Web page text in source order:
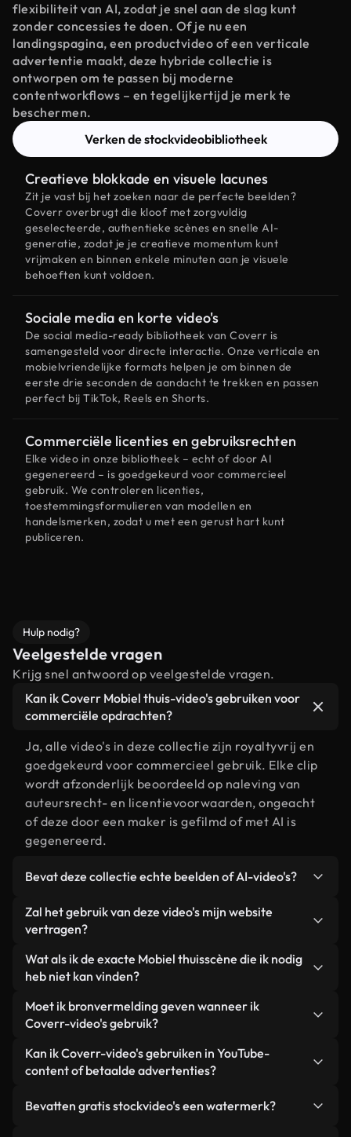
flexibiliteit van AI, zodat je snel aan de slag kunt
zonder concessies te doen. Of je nu een
landingspagina, een productvideo of een verticale
advertentie maakt, deze hybride collectie is
ontworpen om te passen bij moderne
contentworkflows – en tegelijkertijd je merk te
beschermen.
Verken de stockvideobibliotheek
Creatieve blokkade en visuele lacunes
Zit je vast bij het zoeken naar de perfecte beelden?
Coverr overbrugt die kloof met zorgvuldig
geselecteerde, authentieke scènes en snelle AI-
generatie, zodat je je creatieve momentum kunt
vrijmaken en binnen enkele minuten aan je visuele
behoeften kunt voldoen.
Sociale media en korte video's
De social media-ready bibliotheek van Coverr is
samengesteld voor directe interactie. Onze verticale en
mobielvriendelijke formats helpen je om binnen de
eerste drie seconden de aandacht te trekken en passen
perfect bij TikTok, Reels en Shorts.
Commerciële licenties en gebruiksrechten
Elke video in onze bibliotheek – echt of door AI
gegenereerd – is goedgekeurd voor commercieel
gebruik. We controleren licenties,
toestemmingsformulieren van modellen en
handelsmerken, zodat u met een gerust hart kunt
publiceren.
Hulp nodig?
Veelgestelde vragen
Krijg snel antwoord op veelgestelde vragen.
Kan ik Coverr Mobiel thuis-video's gebruiken voor
commerciële opdrachten?
Ja, alle video's in deze collectie zijn royaltyvrij en
goedgekeurd voor commercieel gebruik. Elke clip
wordt afzonderlijk beoordeeld op naleving van
auteursrecht- en licentievoorwaarden, ongeacht
of deze door een maker is gefilmd of met AI is
gegenereerd.
Bevat deze collectie echte beelden of AI-video's?
Beide. Dit is een hybride bibliotheek die bestaat
uit echte, door mensen gefilmde beelden van
video's. Elke video is duidelijk gelabeld, zodat je
altijd weet wat je gebruikt.
Zal het gebruik van deze video's mijn website
vertragen?
Niet als u voor onze geoptimaliseerde versies
kiest. Wij bieden lichtgewicht, webklare formaten
achtergrond. Zo blijft de kwaliteit hoog, worden de
laadtijden geminimaliseerd en worden
statistieken zoals LCP verbeterd.
Wat als ik de exacte Mobiel thuisscène die ik nodig
heb niet kan vinden?
Met Coverr AI Studio maak je direct een video.
Beschrijf de scène – bijvoorbeeld "Mobiel thuis bij
enkele seconden een gepersonaliseerde video die
voldoet aan onze licentievoorwaarden.
Moet ik bronvermelding geven wanneer ik
Coverr-video's gebruik?
Naamsvermelding is niet vereist. Alle video's in
onze stockbibliotheek zijn royaltyvrij en kunnen
hoewel dit altijd op prijs wordt gesteld.
Kan ik Coverr-video's gebruiken in YouTube-
content of betaalde advertenties?
gebruikt in YouTube-video's met advertentie-
Bevatten gratis stockvideo's een watermerk?